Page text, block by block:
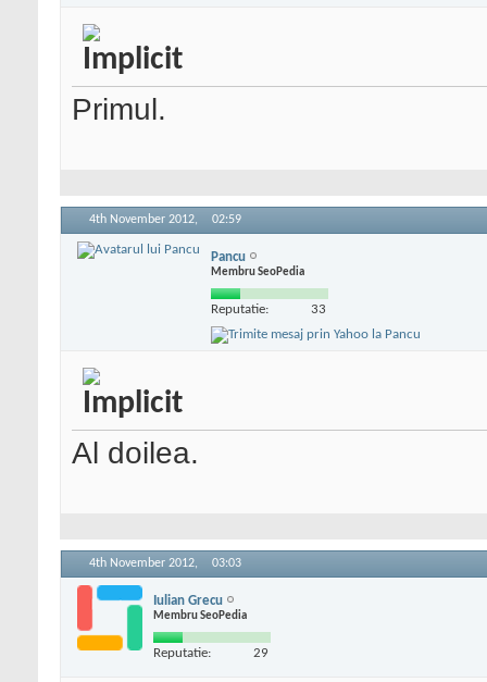
Primul.
4th November 2012, 02:59
Pancu
Membru SeoPedia
Reputatie: 33
Al doilea.
4th November 2012, 03:03
Iulian Grecu
Membru SeoPedia
Reputatie: 29